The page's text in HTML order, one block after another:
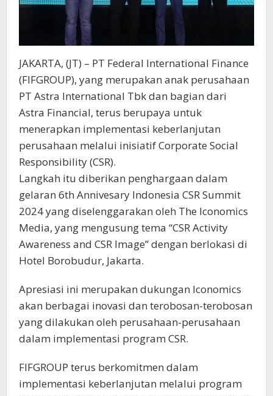
JAKARTA, (JT) – PT Federal International Finance
(FIFGROUP), yang merupakan anak perusahaan
PT Astra International Tbk dan bagian dari
Astra Financial, terus berupaya untuk
menerapkan implementasi keberlanjutan
perusahaan melalui inisiatif Corporate Social
Responsibility (CSR).
Langkah itu diberikan penghargaan dalam
gelaran 6th Annivesary Indonesia CSR Summit
2024 yang diselenggarakan oleh The Iconomics
Media, yang mengusung tema “CSR Activity
Awareness and CSR Image” dengan berlokasi di
Hotel Borobudur, Jakarta.
Apresiasi ini merupakan dukungan Iconomics
akan berbagai inovasi dan terobosan-terobosan
yang dilakukan oleh perusahaan-perusahaan
dalam implementasi program CSR.
FIFGROUP terus berkomitmen dalam
implementasi keberlanjutan melalui program